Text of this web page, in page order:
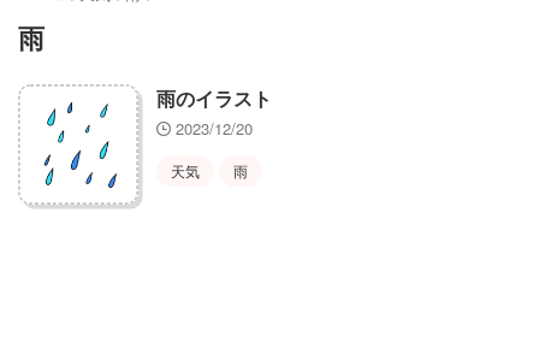
雨
雨のイラスト
2023/12/20
天気 雨